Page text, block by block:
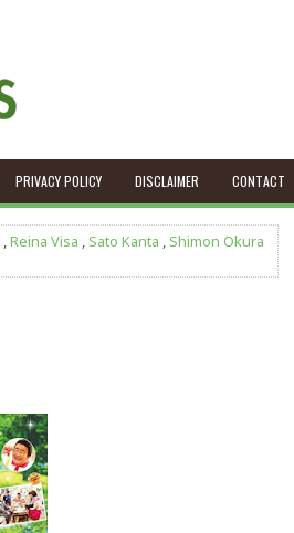
PRIVACY POLICY DISCLAIMER CONTACT
,Reina Visa , Sato Kanta , Shimon Okura